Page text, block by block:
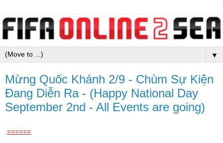
▼
Mừng Quốc Khánh 2/9 - Chùm Sự Kiện
Đang Diễn Ra - (Happy National Day
September 2nd - All Events are going)
======